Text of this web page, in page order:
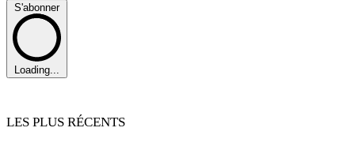
S'abonner
Loading...
LES PLUS RÉCENTS